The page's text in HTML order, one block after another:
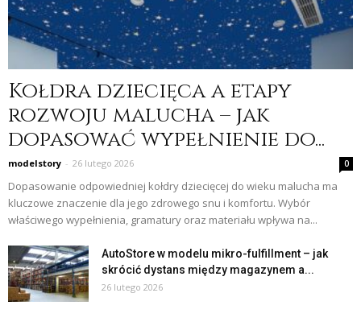
Kołdra dziecięca a etapy
rozwoju malucha – jak
dopasować wypełnienie do...
modelstory - 26 lutego 2026 0
Dopasowanie odpowiedniej kołdry dziecięcej do wieku malucha ma
kluczowe znaczenie dla jego zdrowego snu i komfortu. Wybór
właściwego wypełnienia, gramatury oraz materiału wpływa na...
AutoStore w modelu mikro-fulfillment – jak
skrócić dystans między magazynem a...
26 lutego 2026